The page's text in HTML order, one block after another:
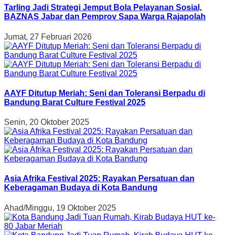
Tarling Jadi Strategi Jemput Bola Pelayanan Sosial,
BAZNAS Jabar dan Pemprov Sapa Warga Rajapolah
Jumat, 27 Februari 2026
AAYF Ditutup Meriah: Seni dan Toleransi Berpadu di
Bandung Barat Culture Festival 2025
Senin, 20 Oktober 2025
Asia Afrika Festival 2025: Rayakan Persatuan dan
Keberagaman Budaya di Kota Bandung
Ahad/Minggu, 19 Oktober 2025